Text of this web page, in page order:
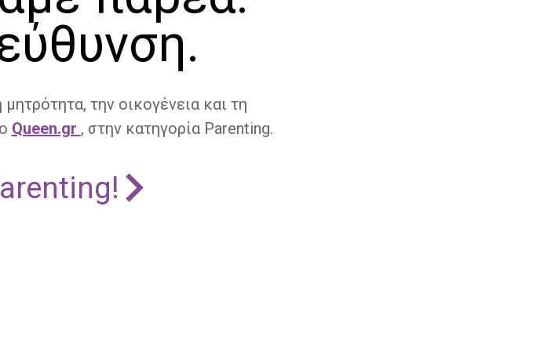
την οικογένεια και τη
Queen.gr , στην κατηγορία Parenting.